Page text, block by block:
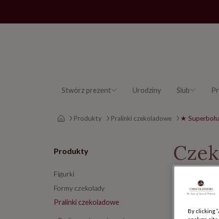
Stwórz prezent Urodziny Ślub
Strona główna
Produkty Pralinki czekoladowe ★​
Produkty
Figurki
Formy czekolady
Pralinki czekoladowe
Zaskocz
LiczbaBy clicking